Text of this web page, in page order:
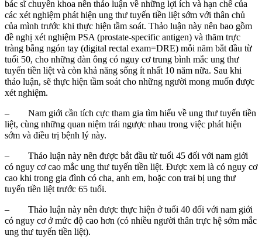
bác sĩ chuyên khoa nên thảo luận về những lợi ích và hạn chế của
các xét nghiệm phát hiện ung thư tuyến tiền liệt sớm với thân chủ
của mình trước khi thực hiện tầm soát. Thảo luận này nên bao gồm
đề nghị xét nghiệm PSA (prostate-specific antigen) và thăm trực
tràng bằng ngón tay (digital rectal exam=DRE) mỗi năm bắt đầu từ
tuổi 50, cho những đàn ông có nguy cơ trung bình mắc ung thư
tuyến tiền liệt và còn khả năng sống ít nhất 10 năm nữa. Sau khi
thảo luận, sẽ thực hiện tầm soát cho những người mong muốn được
xét nghiệm.
– Nam giới cần tích cực tham gia tìm hiểu về ung thư tuyến tiền
liệt, cùng những quan niệm trái ngược nhau trong việc phát hiện
sớm và điều trị bệnh lý này.
– Thảo luận này nên được bắt đầu từ tuổi 45 đối với nam giới
có nguy cơ cao mắc ung thư tuyến tiền liệt. Được xem là có nguy cơ
cao khi trong gia đình có cha, anh em, hoặc con trai bị ung thư
tuyến tiền liệt trước 65 tuổi.
– Thảo luận này nên được thực hiện ở tuổi 40 đối với nam giới
có nguy cơ ở mức độ cao hơn (có nhiều người thân trực hệ sớm mắc
ung thư tuyến tiền liệt).